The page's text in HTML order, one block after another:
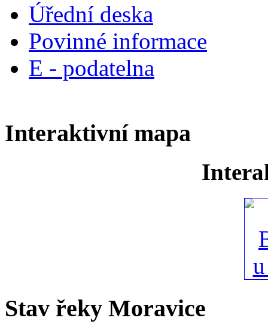
Úřední deska
Povinné informace
E - podatelna
Interaktivní mapa
Stav řeky Moravice